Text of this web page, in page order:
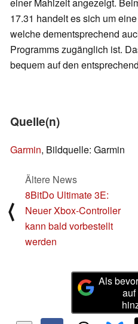
17.31 handelt es sich um
welche dementsprechend
Programms zugänglich ist.
bequem auf den
Quelle(n)
Garmin, Bildquelle: Garmin
⟨
Ältere News
8BitDo Ultimate 3E:
Neuer Xbox-Controller
kann bald vorbestellt
werden
Als